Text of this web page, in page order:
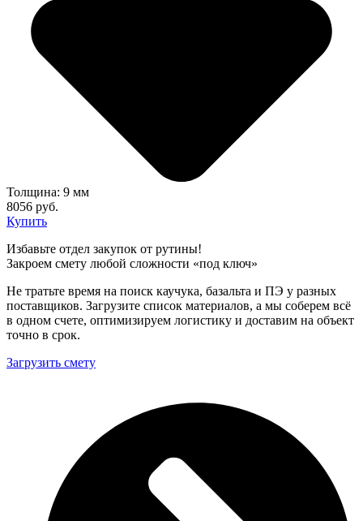
Толщина: 9 мм
8056 руб.
Купить
Избавьте отдел закупок от рутины!
Закроем смету любой сложности «под ключ»
Не тратьте время на поиск каучука, базальта и ПЭ у разных
поставщиков. Загрузите список материалов, а мы соберем всё
в одном счете, оптимизируем логистику и доставим на объект
точно в срок.
Загрузить смету